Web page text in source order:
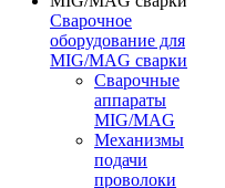
Сварочное
оборудование для
MIG/MAG сварки
Сварочные
аппараты
MIG/MAG
Механизмы
подачи
проволоки